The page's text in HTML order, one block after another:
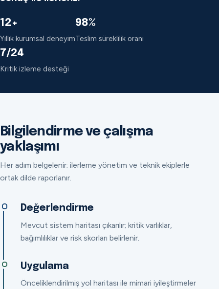
12+
Yıllık kurumsal deneyim
98%
Teslim süreklilik oranı
7/24
Kritik izleme desteği
Bilgilendirme ve çalışma
yaklaşımı
Her adım belgelenir; ilerleme yönetim ve teknik ekiplerle
ortak dilde raporlanır.
Değerlendirme
Mevcut sistem haritası çıkarılır; kritik varlıklar,
bağımlılıklar ve risk skorları belirlenir.
Uygulama
Önceliklendirilmiş yol haritası ile mimari iyileştirmeler